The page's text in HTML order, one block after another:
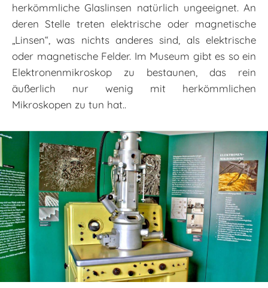
herkömmliche Glaslinsen natürlich ungeeignet. An
deren Stelle treten elektrische oder magnetische
„Linsen“, was nichts anderes sind, als elektrische
oder magnetische Felder. Im Museum gibt es so ein
Elektronenmikroskop zu bestaunen, das rein
äußerlich nur wenig mit herkömmlichen
Mikroskopen zu tun hat..